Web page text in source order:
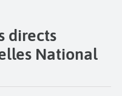
directs
National